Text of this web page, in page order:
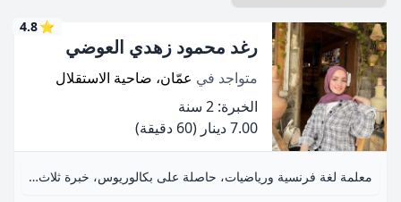
⭐
4.8
رغد محمود زهدي العوضي
متواجد في عمّان، ضاحية الاستقلال
الخبرة: 2 سنة
7.00 دينار
(60 دقيقة)
معلمة لغة فرنسية ورياضيات، حاصلة على بكالوريوس، خبرة ثلاث سنوات.